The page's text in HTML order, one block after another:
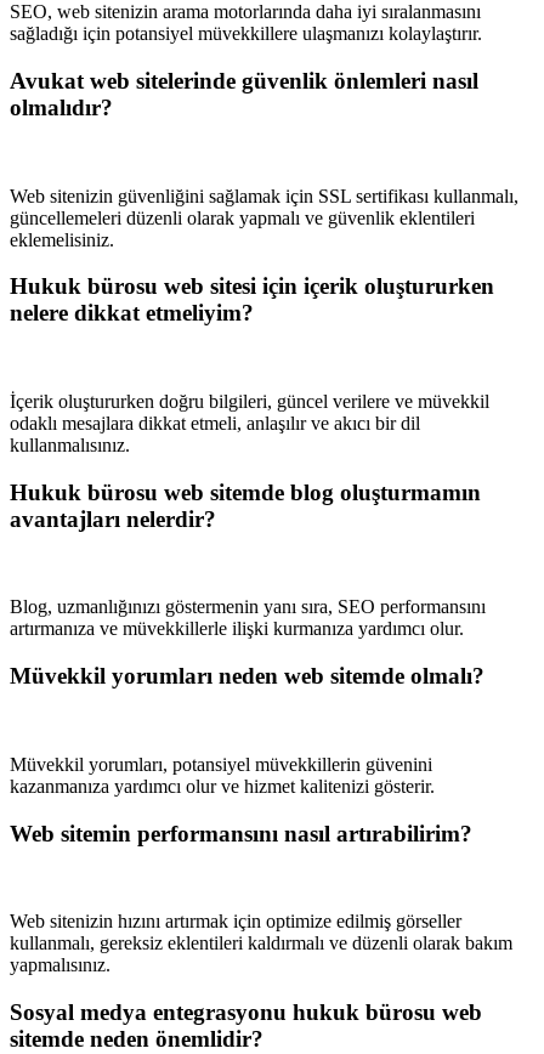
SEO, web sitenizin arama motorlarında daha iyi sıralanmasını
sağladığı için potansiyel müvekkillere ulaşmanızı kolaylaştırır.
Avukat web sitelerinde güvenlik önlemleri nasıl
olmalıdır?
Web sitenizin güvenliğini sağlamak için SSL sertifikası kullanmalı,
güncellemeleri düzenli olarak yapmalı ve güvenlik eklentileri
eklemelisiniz.
Hukuk bürosu web sitesi için içerik oluştururken
nelere dikkat etmeliyim?
İçerik oluştururken doğru bilgileri, güncel verilere ve müvekkil
odaklı mesajlara dikkat etmeli, anlaşılır ve akıcı bir dil
kullanmalısınız.
Hukuk bürosu web sitemde blog oluşturmamın
avantajları nelerdir?
Blog, uzmanlığınızı göstermenin yanı sıra, SEO performansını
artırmanıza ve müvekkillerle ilişki kurmanıza yardımcı olur.
Müvekkil yorumları neden web sitemde olmalı?
Müvekkil yorumları, potansiyel müvekkillerin güvenini
kazanmanıza yardımcı olur ve hizmet kalitenizi gösterir.
Web sitemin performansını nasıl artırabilirim?
Web sitenizin hızını artırmak için optimize edilmiş görseller
kullanmalı, gereksiz eklentileri kaldırmalı ve düzenli olarak bakım
yapmalısınız.
Sosyal medya entegrasyonu hukuk bürosu web
sitemde neden önemlidir?